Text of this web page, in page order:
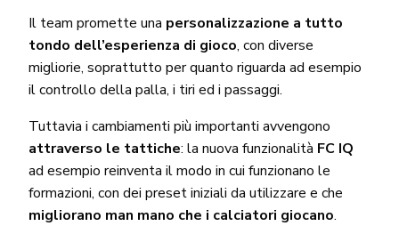
Il team promette una personalizzazione a tutto
tondo dell’esperienza di gioco, con diverse
migliorie, soprattutto per quanto riguarda ad esempio
il controllo della palla, i tiri ed i passaggi.
Tuttavia i cambiamenti più importanti avvengono
attraverso le tattiche: la nuova funzionalità FC IQ
ad esempio reinventa il modo in cui funzionano le
formazioni, con dei preset iniziali da utilizzare e che
migliorano man mano che i calciatori giocano.